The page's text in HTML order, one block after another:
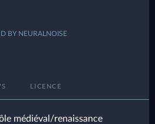
BY NEURALNOISE
LICENCE
médiéval/renaissance